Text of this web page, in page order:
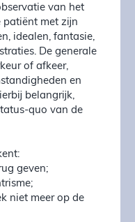
van het
patiënt met zijn
idealen, fantasie,
De generale
of afkeer,
en
belangrijk,
quo van de
geven;
niet meer op de